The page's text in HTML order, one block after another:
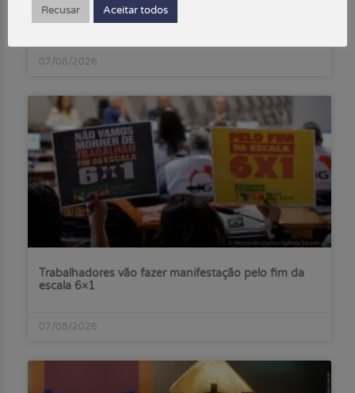
Bradesco tem lucro de R$ 13,9 bilhões no primeiro
semestre
07/08/2026
Trabalhadores vão fazer manifestação pelo fim da
escala 6×1
07/08/2026
Recusar Aceitar todos